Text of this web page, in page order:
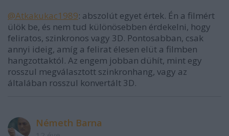
@Atkakukac1989: abszolút egyet értek. Én a filmért
ülök be, és nem tud különösebben érdekelni, hogy
feliratos, szinkronos vagy 3D. Pontosabban, csak
annyi ideig, amíg a felirat élesen elüt a filmben
hangzottaktól. Az engem jobban dühít, mint egy
rosszul megválasztott szinkronhang, vagy az
általában rosszul konvertált 3D.
Németh Barna